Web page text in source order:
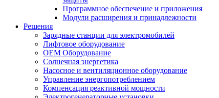
Программное обеспечение и приложения
Модули расширения и принадлежности
Решения
Зарядные станции для электромобилей
Лифтовое оборудование
ОЕМ Оборудование
Солнечная энергетика
Насосное и вентиляционное оборудование
Управление энергопотреблением
Компенсация реактивной мощности